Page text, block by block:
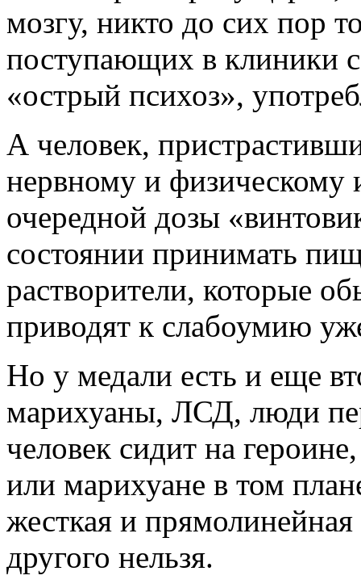
мозгу, никто до сих пор
поступающих в клиники
«острый психоз»,
А человек,
нервному и
очередной дозы
состоянии принимать
растворители, которые
приводят к слабоумию
Но у медали есть и еще
марихуаны, ЛСД, люди
человек сидит на
или марихуане в том
жесткая и
другого нельзя.